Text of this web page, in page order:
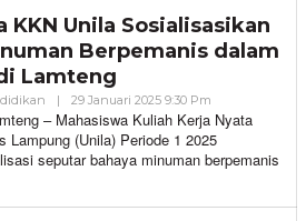
KKN Unila Sosialisasikan
Berpemanis dalam
Lamteng
| 29 Januari 2025 9:30 Pm
VoxLampung
– Mahasiswa Kuliah Kerja Nyata
Lampung (Unila) Periode 1 2025
seputar bahaya minuman berpemanis